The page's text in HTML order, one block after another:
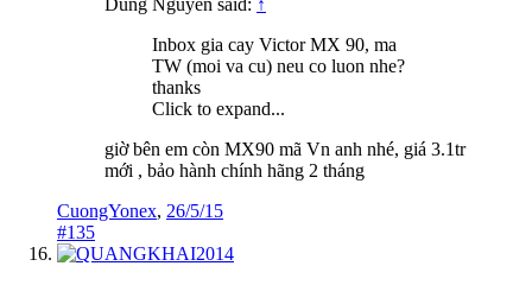
Inbox gia cay Victor MX 90, ma
TW (moi va cu) neu co luon nhe?
thanks
Click to expand...
giờ bên em còn MX90 mã Vn anh nhé, giá 3.1tr
mới , bảo hành chính hãng 2 tháng
CuongYonex, 26/5/15
#135